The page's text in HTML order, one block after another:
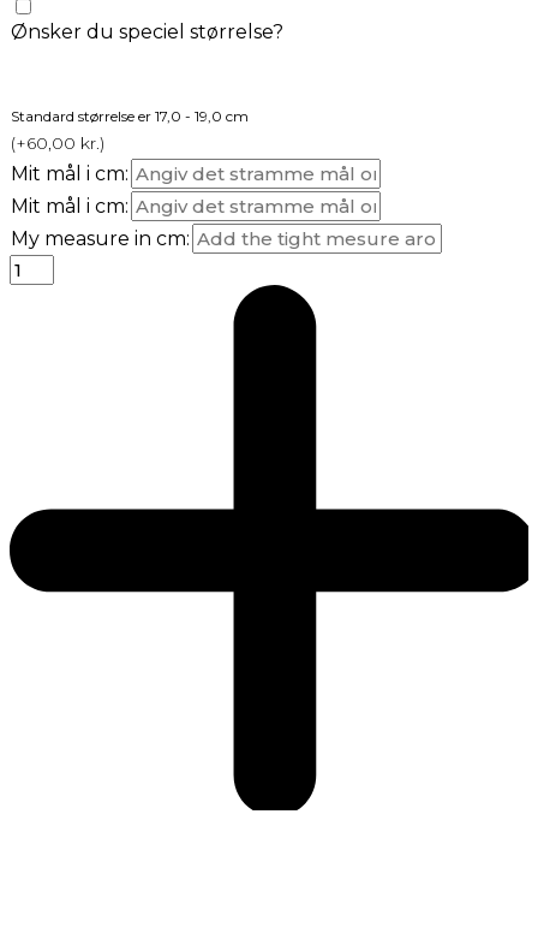
Ønsker du speciel størrelse?
Standard størrelse er 17,0 - 19,0 cm
(+60,00 kr.)
Mit mål i cm:
Mit mål i cm:
My measure in cm: